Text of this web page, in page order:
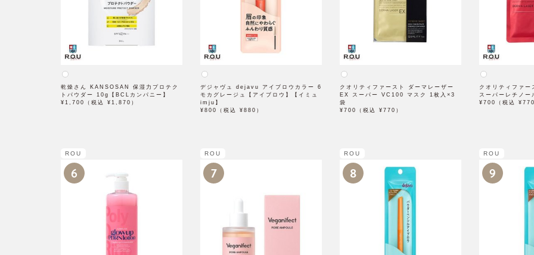
乾燥さん KANSOSAN 保湿力プロテク
トパウダー 10g【BCLカンパニー】
¥1,700（税込 ¥1,870）
デジャヴュ dejavu アイブロウカラー 6
モカグレージュ【アイブロウ】【イミュ
imju】
¥800（税込 ¥880）
クオリティファースト ダーマレーザー
EX スーパー VC100 マスク 1枚入×3
袋
¥700（税込 ¥770）
クオリティファ
スーパーレチノ
¥700（税込
ROU
6
ROU
7
ROU
8
ROU
9